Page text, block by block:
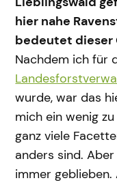
hier nahe
bedeutet dieser
Nachdem ich für
wurde, war das
mich ein wenig
ganz viele
anders sind.
immer